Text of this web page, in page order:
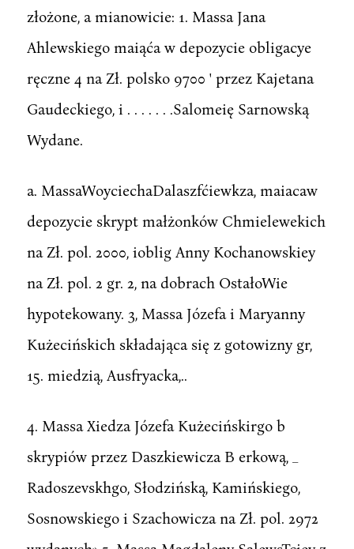
złożone, a mianowicie: 1. Massa Jana
Ahlewskiego maiąća w depozycie obligacye
ręczne 4 na Zł. polsko 9700 ' przez Kajetana
Gaudeckiego, i . . . . . . .Salomeię Sarnowską
Wydane.
a. MassaWoyciechaDalaszfćiewkza, maiacaw
depozycie skrypt małżonków Chmielewekich
na Zł. pol. 2000, ioblig Anny Kochanowskiey
na Zł. pol. 2 gr. 2, na dobrach OstałoWie
hypotekowany. 3, Massa Józefa i Maryanny
Kużecińskich składająca się z gotowizny gr,
15. miedzią, Ausfryacka,..
4. Massa Xiedza Józefa Kużecińskirgo b
skrypiów przez Daszkiewicza B erkową, _
Radoszevskhgo, Słodzińską, Kamińskiego,
Sosnowskiego i Szachowicza na Zł. pol. 2972